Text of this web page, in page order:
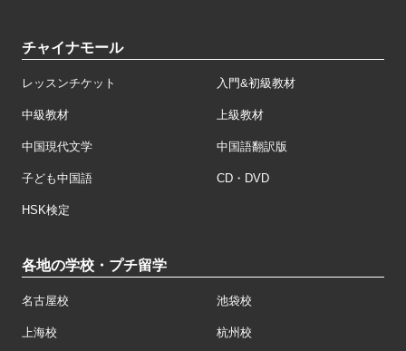
チャイナモール
レッスンチケット 入門&初級教材
中級教材 上級教材
中国現代文学 中国語翻訳版
子ども中国語 CD・DVD
HSK検定
各地の学校・プチ留学
名古屋校 池袋校
上海校 杭州校